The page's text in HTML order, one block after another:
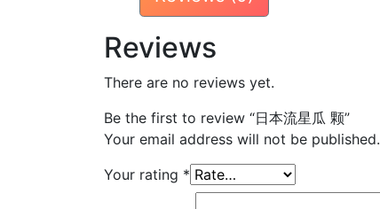
Reviews
There are no reviews yet.
Be the first to review “日本流星瓜 颗”
Your email address will not be published.
Your rating *